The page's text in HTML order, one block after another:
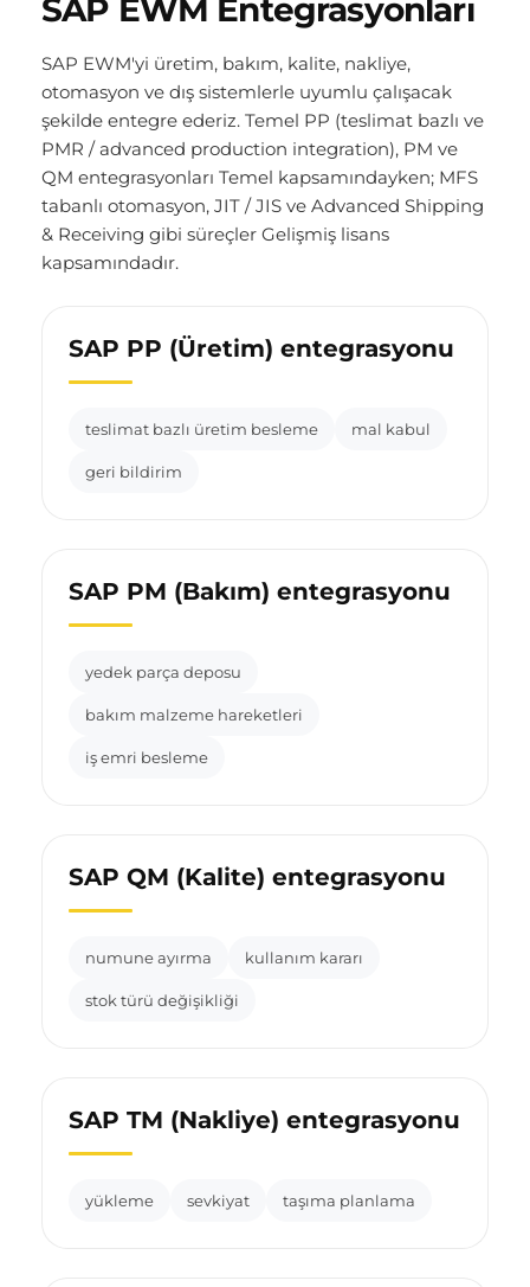
SAP EWM Entegrasyonları
SAP EWM'yi üretim, bakım, kalite, nakliye,
otomasyon ve dış sistemlerle uyumlu çalışacak
şekilde entegre ederiz. Temel PP (teslimat bazlı ve
PMR / advanced production integration), PM ve
QM entegrasyonları Temel kapsamındayken; MFS
tabanlı otomasyon, JIT / JIS ve Advanced Shipping
& Receiving gibi süreçler Gelişmiş lisans
kapsamındadır.
SAP PP (Üretim) entegrasyonu
teslimat bazlı üretim besleme mal kabul
geri bildirim
SAP PM (Bakım) entegrasyonu
yedek parça deposu
bakım malzeme hareketleri
iş emri besleme
SAP QM (Kalite) entegrasyonu
numune ayırma kullanım kararı
stok türü değişikliği
SAP TM (Nakliye) entegrasyonu
yükleme sevkiyat taşıma planlama